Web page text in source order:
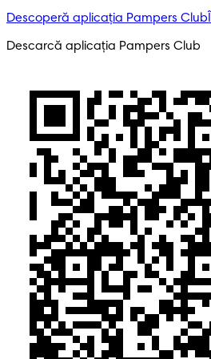
Descoperă aplicația Pampers Club
Descarcă aplicația Pampers Club